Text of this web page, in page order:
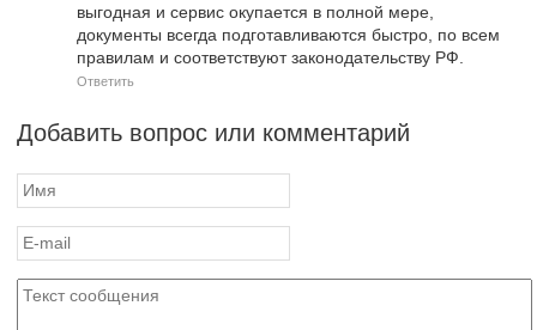
выгодная и сервис окупается в полной мере,
документы всегда подготавливаются быстро, по всем
правилам и соответствуют законодательству РФ.
Ответить
Добавить вопрос или комментарий